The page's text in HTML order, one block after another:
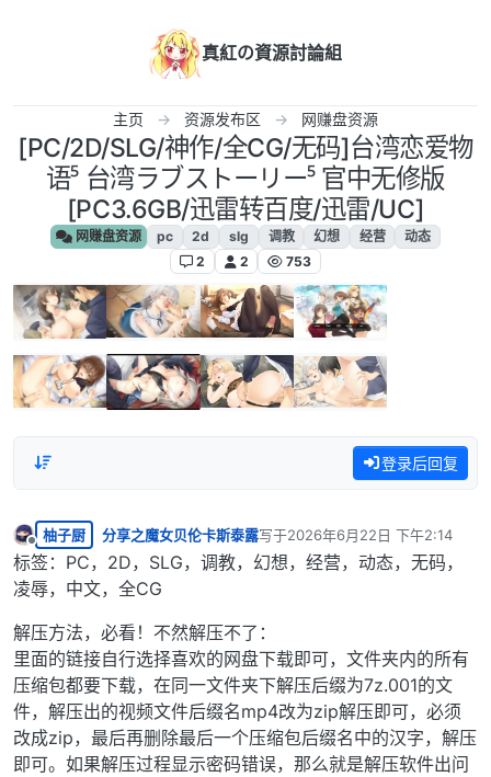
真紅の資源討論組
主页 资源发布区 网赚盘资源
[PC/2D/SLG/神作/全CG/无码]台湾恋爱物
语⁵ 台湾ラブストーリー⁵ 官中无修版
[PC3.6GB/迅雷转百度/迅雷/UC]
网赚盘资源 pc 2d slg 调教 幻想 经营
动态
2
2 753
登录后回复
离线
柚子厨 分享之魔女贝伦卡斯泰露写于2026年6月22日 下午2:14
最后由 编辑
标签：PC，2D，SLG，调教，幻想，经营，动态，无码，
凌辱，中文，全CG
解压方法，必看！不然解压不了：
里面的链接自行选择喜欢的网盘下载即可，文件夹内的所有
压缩包都要下载，在同一文件夹下解压后缀为7z.001的文
件，解压出的视频文件后缀名mp4改为zip解压即可，必须
改成zip，最后再删除最后一个压缩包后缀名中的汉字，解压
即可。如果解压过程显示密码错误，那么就是解压软件出问